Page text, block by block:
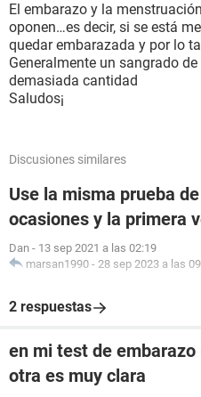
El embarazo y la
oponen…es decir, si se está
quedar embarazada y por lo
Generalmente un sangrado
demasiada cantidad
Saludos¡
Discusiones similares
Use la misma prueba
ocasiones y la primera
Dan - 13 sep 2021 a las 02:19
marsan1990 - 28 sep 2023 a las
2 respuestas
en mi test de
otra es muy clara